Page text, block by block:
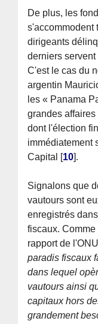
De plus, les
s'accommodent
dirigeants
derniers servent
C'est le cas du
argentin
les « Panama
grandes
dont l'élection
immédiatement
Capital
[10].
Signalons que
vautours sont
enregistrés
fiscaux.
rapport de
paradis fiscaux
dans lequel
vautours ainsi
capitaux hors
grandement